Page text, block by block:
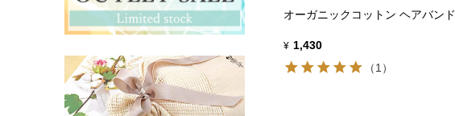
マタニティ・授乳インナーchevron_right
マタニティ・授乳パジャマchevron_right
その他ママ雑貨chevron_right
オーガニックコットン ヘアバンド
¥ 1,430
（1）